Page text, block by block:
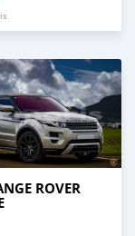
ROVER